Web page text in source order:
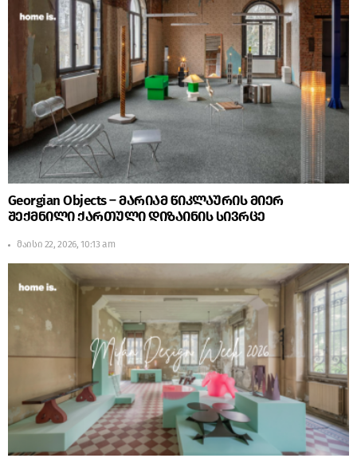
Georgian Objects – მარიამ წიკლაურის მიერ
შექმნილი ქართული დიზაინის სივრცე
მაისი 22, 2026, 10:13 am